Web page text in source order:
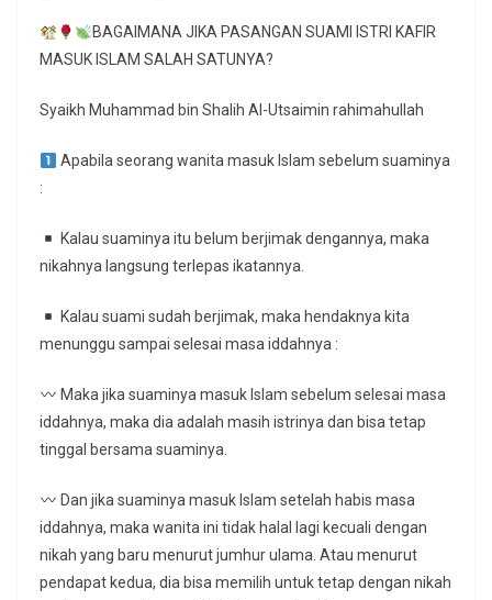
BAGAIMANA JIKA PASANGAN SUAMI ISTRI KAFIR
MASUK ISLAM SALAH SATUNYA?
Syaikh Muhammad bin Shalih Al-Utsaimin rahimahullah
Apabila seorang wanita masuk Islam sebelum suaminya
:
Kalau suaminya itu belum berjimak dengannya, maka
nikahnya langsung terlepas ikatannya.
Kalau suami sudah berjimak, maka hendaknya kita
menunggu sampai selesai masa iddahnya :
Maka jika suaminya masuk Islam sebelum selesai masa
iddahnya, maka dia adalah masih istrinya dan bisa tetap
tinggal bersama suaminya.
Dan jika suaminya masuk Islam setelah habis masa
iddahnya, maka wanita ini tidak halal lagi kecuali dengan
nikah yang baru menurut jumhur ulama. Atau menurut
pendapat kedua, dia bisa memilih untuk tetap dengan nikah